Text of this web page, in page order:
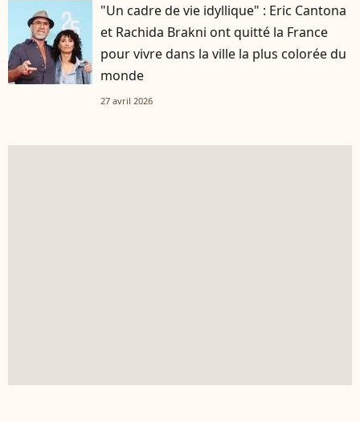
"Un cadre de vie idyllique" : Eric Cantona
et Rachida Brakni ont quitté la France
pour vivre dans la ville la plus colorée du
monde
27 avril 2026